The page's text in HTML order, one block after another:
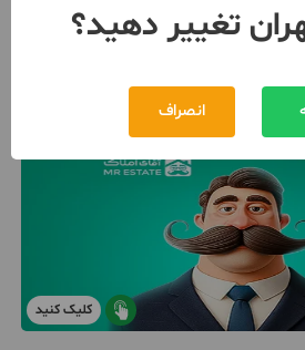
کلیک کنید
تغییر دهید؟
انصراف